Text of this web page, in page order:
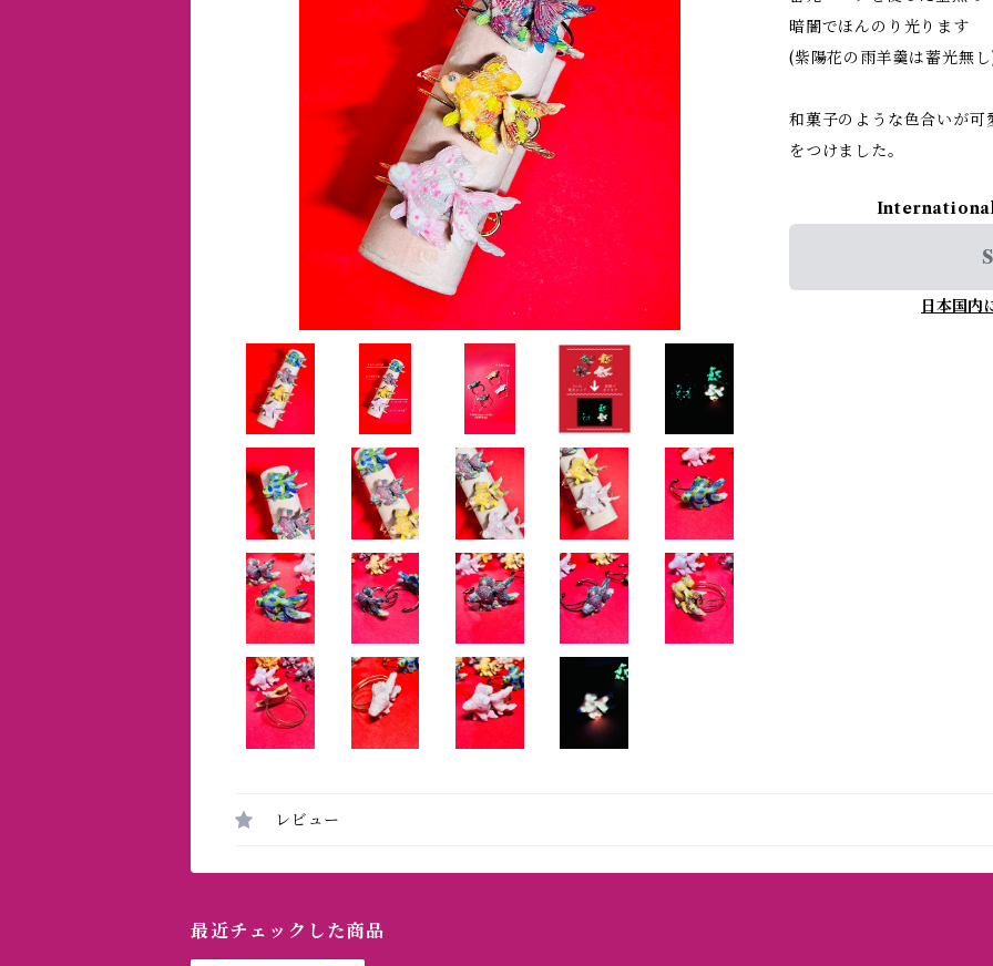
暗闇でほんのり光ります
(紫陽花の雨羊羹は蓄光無
和菓子のような色合いが
をつけました。
日本国内
レビュー
最近チェックした商品